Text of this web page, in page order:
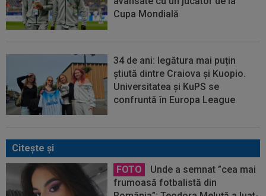
Cupa Mondială
34 de ani: legătura mai puțin
știută dintre Craiova și Kuopio.
Universitatea și KuPS se
confruntă în Europa League
Citeşte şi
FOTO
Unde a semnat ”cea mai
frumoasă fotbalistă din